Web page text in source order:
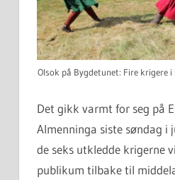
Olsok på Bygdetunet: Fire krigere
Det gikk varmt for seg på
Almenninga siste søndag i
de seks utkledde krigerne
publikum tilbake til